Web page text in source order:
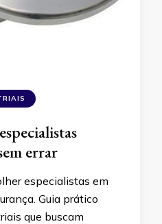
errar
especialistas em
Guia prático
que buscam